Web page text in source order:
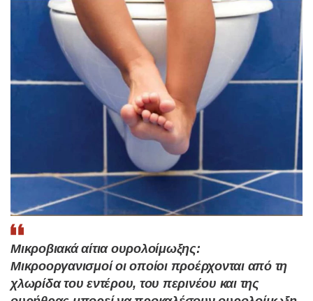
Μικροβιακά αίτια ουρολοίμωξης:
Μικροοργανισμοί οι οποίοι προέρχονται από τη
χλωρίδα του εντέρου, του περινέου και της